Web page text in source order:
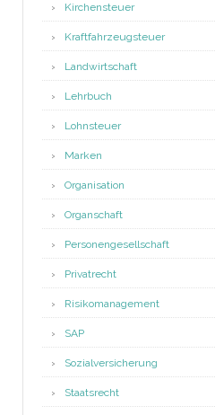
Kirchensteuer
Kraftfahrzeugsteuer
Landwirtschaft
Lehrbuch
Lohnsteuer
Marken
Organisation
Organschaft
Personengesellschaft
Privatrecht
Risikomanagement
SAP
Sozialversicherung
Staatsrecht